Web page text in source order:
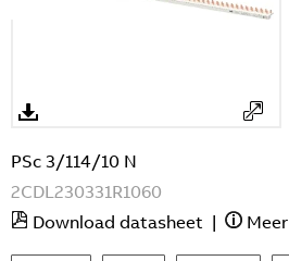
PSc 3/114/10 N
2CDL230331R1060
Download datasheet |